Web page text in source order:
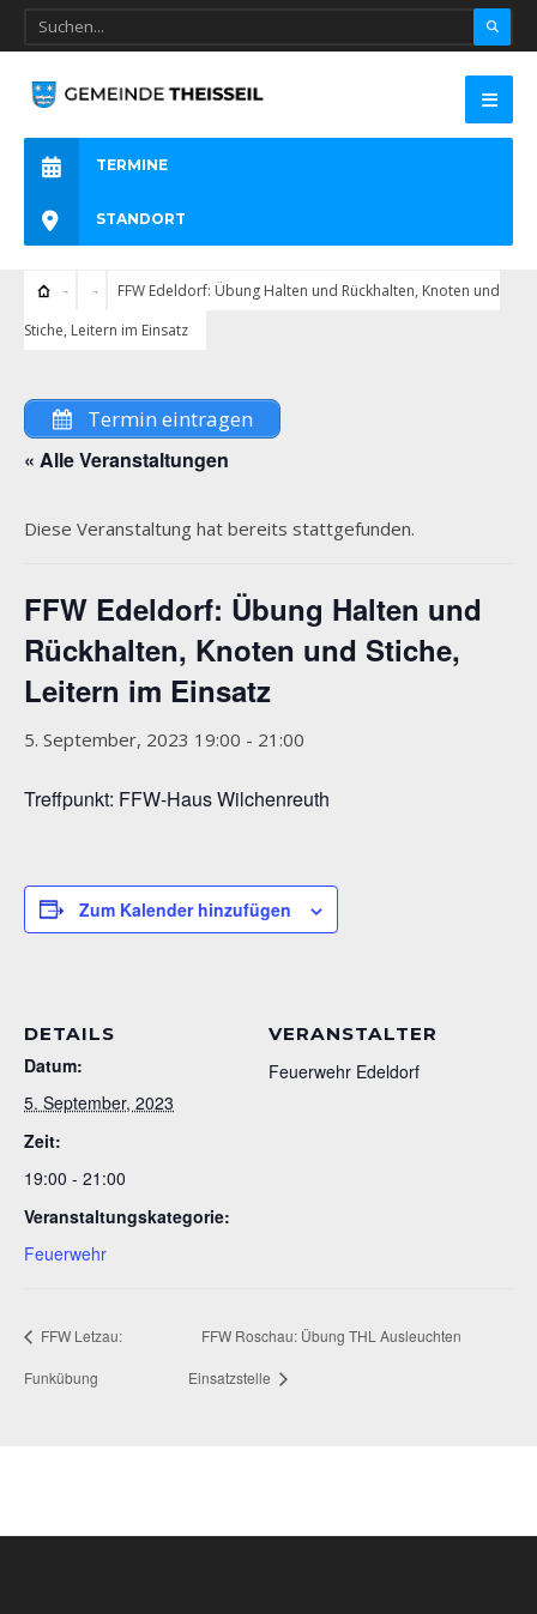
TERMINE
STANDORT
FFW Edeldorf: Übung Halten und Rückhalten, Knoten und
Stiche, Leitern im Einsatz
Termin eintragen
« Alle Veranstaltungen
Diese Veranstaltung hat bereits stattgefunden.
FFW Edeldorf: Übung Halten und
Rückhalten, Knoten und Stiche,
Leitern im Einsatz
5. September, 2023 19:00 - 21:00
Treffpunkt: FFW-Haus Wilchenreuth
Zum Kalender hinzufügen
DETAILS
Datum:
5. September, 2023
Zeit:
19:00 - 21:00
Veranstaltungskategorie:
Feuerwehr
VERANSTALTER
Feuerwehr Edeldorf
FFW Letzau:
Funkübung
FFW Roschau: Übung THL Ausleuchten
Einsatzstelle